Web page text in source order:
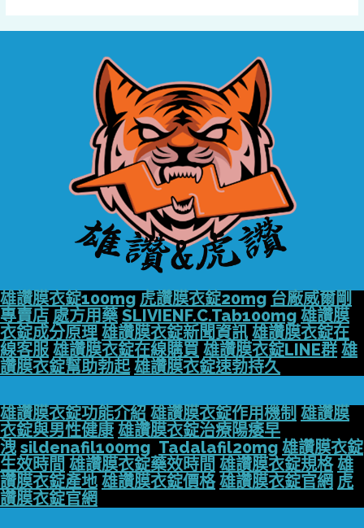
雄讚膜衣錠100mg 虎讚膜衣錠20mg 台廠威爾剛
專賣店 處方用藥 SLIVIENF.C.Tab100mg 雄讚膜
衣錠成分原理 雄讚膜衣錠新聞資訊 雄讚膜衣錠在
線客服 雄讚膜衣錠在線購買 雄讚膜衣錠LINE群 雄
讚膜衣錠幫助勃起 雄讚膜衣錠速勃持久
雄讚膜衣錠功能介紹 雄讚膜衣錠作用機制 雄讚膜
衣錠與男性健康 雄讚膜衣錠治療陽痿早
洩 sildenafil100mg Tadalafil20mg 雄讚膜衣錠
生效時間 雄讚膜衣錠藥效時間 雄讚膜衣錠規格 雄
讚膜衣錠產地 雄讚膜衣錠價格 雄讚膜衣錠官網 虎
讚膜衣錠官網